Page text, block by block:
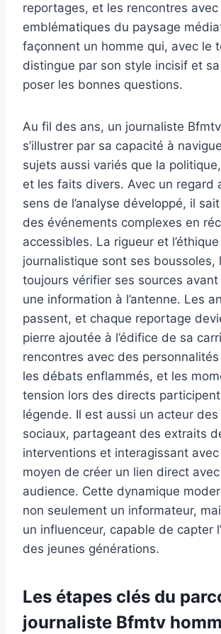
reportages, et les rencontres
emblématiques du paysage
façonnent un homme qui, avec le
distingue par son style incisif et
poser les bonnes questions.
Au fil des ans, un journaliste
s’illustrer par sa capacité à
sujets aussi variés que la politique,
et les faits divers. Avec un regard
sens de l’analyse développé, il
des événements complexes en
accessibles. La rigueur et l’éthique
journalistique sont ses boussoles,
toujours vérifier ses sources
une information à l’antenne. Les
passent, et chaque reportage
pierre ajoutée à l’édifice de sa
rencontres avec des
les débats enflammés, et les
tension lors des directs
légende. Il est aussi un acteur
sociaux, partageant des extraits
interventions et interagissant
moyen de créer un lien direct
audience. Cette dynamique
non seulement un informateur,
un influenceur, capable de capter
des jeunes générations.
Les étapes clés du
journaliste Bfmtv